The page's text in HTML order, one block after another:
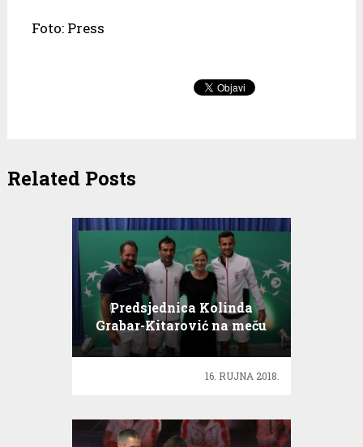
Foto: Press
Related Posts
Predsjednica Kolinda
Grabar-Kitarović na meču
Davis Cup reprezentacije
16. RUJNA 2018.